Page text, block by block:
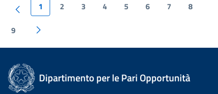
1 2 3 4 5 6 7 8
9
Dipartimento per le Pari Opportunità